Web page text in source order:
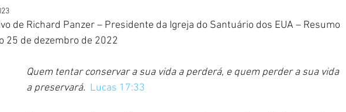
de Richard Panzer – Presidente da Igreja do Santuário dos EUA – Resumo
25 de dezembro de 2022
Quem tentar conservar a sua vida a perderá, e quem perder a sua vida
a preservará. Lucas 17:33